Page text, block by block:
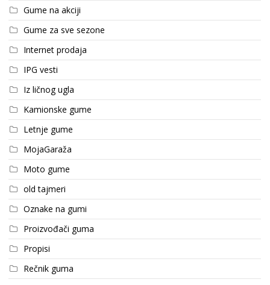
Gume na akciji
Gume za sve sezone
Internet prodaja
IPG vesti
Iz ličnog ugla
Kamionske gume
Letnje gume
MojaGaraža
Moto gume
old tajmeri
Oznake na gumi
Proizvođači guma
Propisi
Rečnik guma